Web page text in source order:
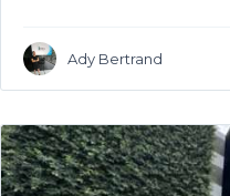
Ady Bertrand